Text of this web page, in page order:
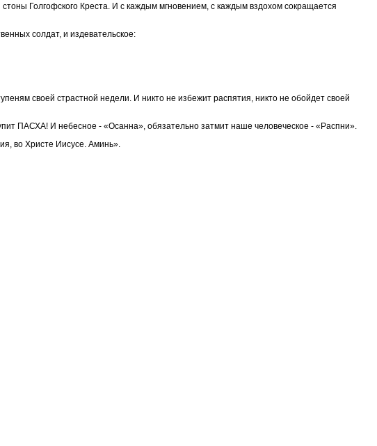
Голгофского Креста. И с каждым мгновением, с каждым вздохом сокращается
солдат, и издевательское:
своей страстной недели. И никто не избежит распятия, никто не обойдет своей
ПАСХА! И небесное - «Осанна», обязательно затмит наше человеческое - «Распни».
во Христе Иисусе. Аминь».